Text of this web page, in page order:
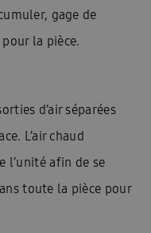
gage de
la pièce.
d’air séparées
L’air chaud
l’unité afin de se
toute la pièce pour